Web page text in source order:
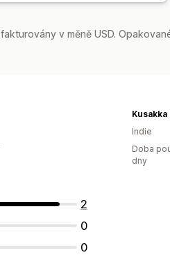
v měně USD.
2
0
0
Indie
Doba
dny